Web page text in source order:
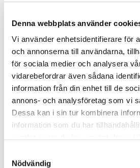
Denna webbplats använder
Vi använder enhetsidentifierare för
och annonserna till användarna,
för sociala medier och analysera
vidarebefordrar även sådana
information från din enhet till de
annons- och analysföretag som vi
Dessa kan i sin tur kombinera
information som du har
Nödvändig